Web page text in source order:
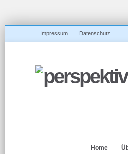
Impressum Datenschutz
Home